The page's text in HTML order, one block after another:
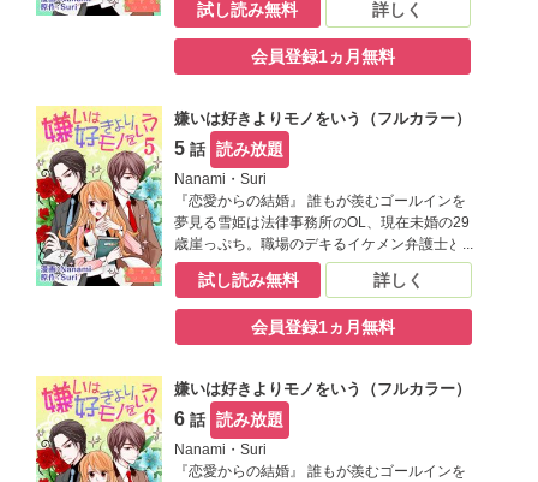
から替え玉お見合いをする事に。そこで現れ
た相手は生涯最高に嫌なヤツで――！？【恋
するソワレ】
試し読み無料 詳しく
会員登録1ヵ月無料
嫌いは好きよりモノをいう（フルカラー）
5 話 読み放題
Nanami・Suri
『恋愛からの結婚』 誰もが羨むゴールインを
夢見る雪姫は法律事務所のOL、現在未婚の29
歳崖っぷち。職場のデキるイケメン弁護士と
の妄想で心を満たす毎日だけど、ひょんな事
から替え玉お見合いをする事に。そこで現れ
た相手は生涯最高に嫌なヤツで――！？【恋
するソワレ】
試し読み無料 詳しく
会員登録1ヵ月無料
嫌いは好きよりモノをいう（フルカラー）
6 話 読み放題
Nanami・Suri
『恋愛からの結婚』 誰もが羨むゴールインを